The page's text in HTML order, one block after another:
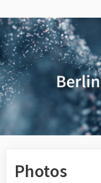
to
content
Photos